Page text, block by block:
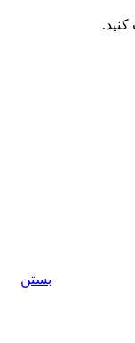
بستن